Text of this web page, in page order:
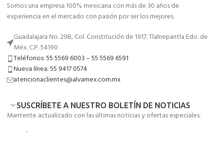
Somos una empresa 100% mexicana con más de 30 años de
experiencia en el mercado con pasión por ser los mejores.
Guadalajara No. 29B, Col. Constitución de 1917. Tlalnepantla Edo. de
Méx. C.P. 54190
Teléfonos: 55 5569 6003 – 55 5569 6591
Nueva línea: 55 9417 0574
atencionaclientes@alvamex.com.mx
SUSCRÍBETE A NUESTRO BOLETÍN DE NOTICIAS
Mantente actualizado con las últimas noticias y ofertas especiales.